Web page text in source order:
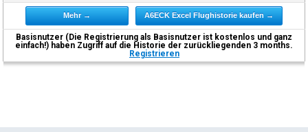
Mehr → A6ECK Excel Flughistorie kaufen →
Basisnutzer (Die Registrierung als Basisnutzer ist kostenlos und ganz
einfach!) haben Zugriff auf die Historie der zurückliegenden 3 months.
Registrieren